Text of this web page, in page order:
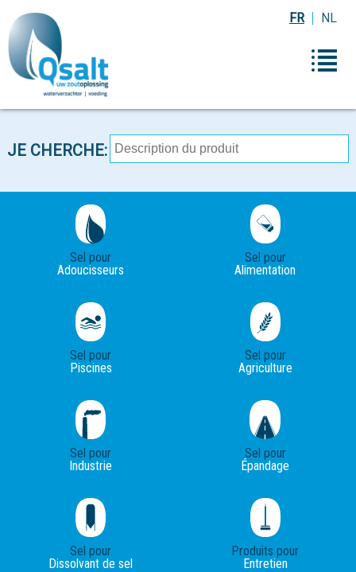
NL
FR
JE CHERCHE:
Sel pour
Adoucisseurs
Sel pour
Alimentation
Sel pour
Piscines
Sel pour
Agriculture
Sel pour
Industrie
Sel pour
Épandage
Sel pour
Dissolvant de sel
Produits pour
Entretien